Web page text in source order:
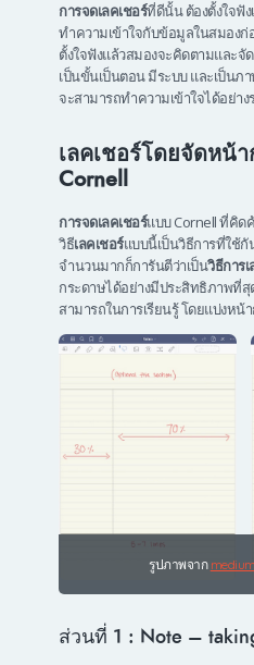
การจดเลคเชอร์ที่ดีนั้น ต้องตั้งใจฟัง
ทำความเข้าใจกับข้อมูลในสมองก่
ตั้งใจฟังแล้วสมองจะคิดตามและจั
เป็นขั้นเป็นตอน มีระบบ และเป็นภ
จะสามารถทำความเข้าใจได้อย่าง
เลคเชอร์โดยจัดหน้
Cornell
การจดเลคเชอร์แบบ Cornell ที่คิด
วิธีเลคเชอร์แบบนี้เป็นวิธีการที่ใช้กั
จำนวนมากก็การันตีว่าเป็นวิธีการ
กระดาษได้อย่างมีประสิทธิภาพที่
สามารถในการเรียนรู้ โดยแบ่งหน้
รูปภาพจาก
ส่วนที่ 1 : Note –